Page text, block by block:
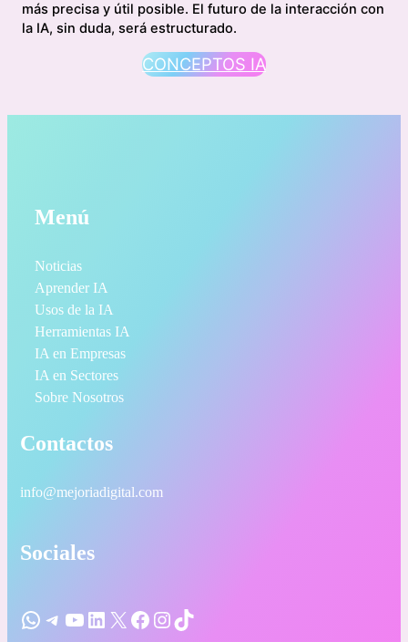
más precisa y útil posible. El futuro de la interacción con
la IA, sin duda, será estructurado.
CONCEPTOS IA
Menú
Noticias
Aprender IA
Usos de la IA
Herramientas IA
IA en Empresas
IA en Sectores
Sobre Nosotros
Contactos
info@mejoriadigital.com
Sociales
WhatsApp Telegram YouTube LinkedIn X Facebook Instagram TikTok